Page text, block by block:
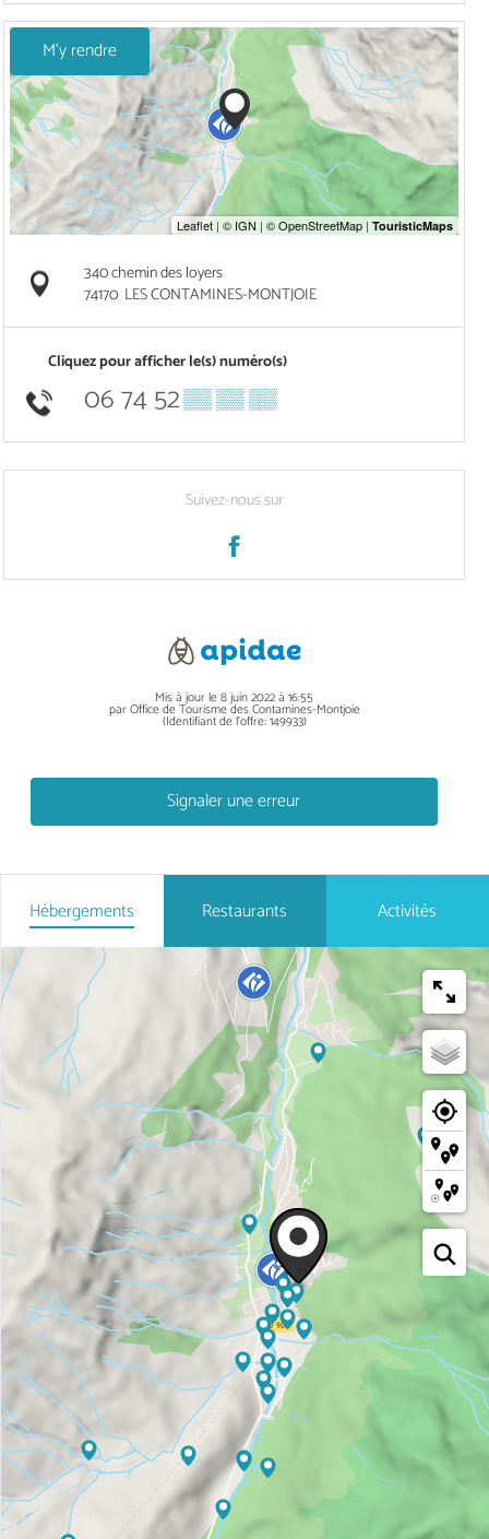
M'y rendre
340 chemin des loyers
74170 LES CONTAMINES-MONTJOIE
Cliquez pour afficher le(s) numéro(s)
06 74 52▒▒ ▒▒ ▒▒
Suivez-nous sur
Mis à jour le 8 juin 2022 à 16:55
par Office de Tourisme des Contamines-Montjoie
(Identifiant de l'offre:149933)
Signaler une erreur
Hébergements Restaurants Activités